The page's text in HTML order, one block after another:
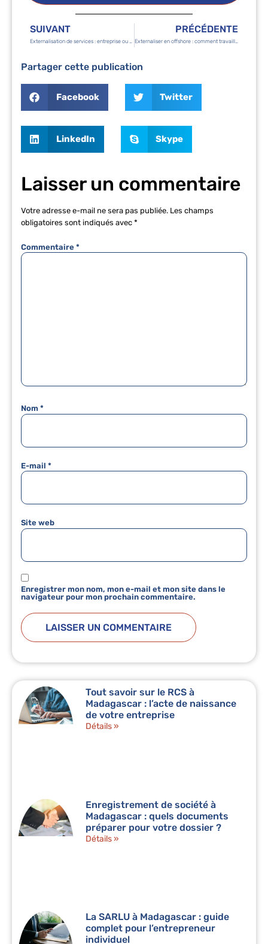
SUIVANT PRÉCÉDENTE
Externaliser en offshore : comment travailler dans des fuseaux horaires différents ?
Partager cette publication
Facebook Twitter
LinkedIn Skype
Laisser un commentaire
Votre adresse e-mail ne sera pas publiée. Les champs
obligatoires sont indiqués avec *
Commentaire *
Nom *
E-mail *
Site web
Enregistrer mon nom, mon e-mail et mon site dans le
navigateur pour mon prochain commentaire.
Tout savoir sur le RCS à
Madagascar : l’acte de naissance
de votre entreprise
Détails »
Enregistrement de société à
Madagascar : quels documents
préparer pour votre dossier ?
Détails »
La SARLU à Madagascar : guide
complet pour l’entrepreneur
individuel